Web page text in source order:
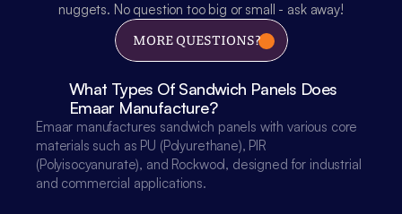
nuggets. No question too big or small - ask away!
MORE QUESTIONS?
What Types Of Sandwich Panels Does
Emaar Manufacture?
Emaar manufactures sandwich panels with various core
materials such as PU (Polyurethane), PIR
(Polyisocyanurate), and Rockwool, designed for industrial
and commercial applications.